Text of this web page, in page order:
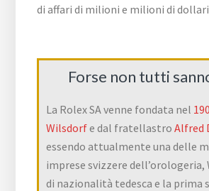
di affari di milioni e milioni di
Forse non tutti
La Rolex SA venne fondata nel
Wilsdorfe dal fratellastroAlfred
essendo attualmente una delle
imprese svizzere dell’orologeria,
di nazionalità tedesca e la prima